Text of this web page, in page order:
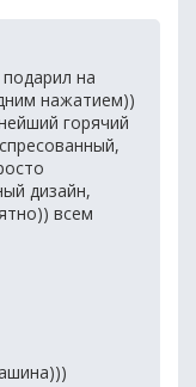
на
нажатием))
горячий
дизайн,
всем